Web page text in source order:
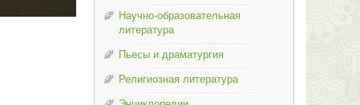
Научно-образовательная
литература
Пьесы и драматургия
Религиозная литература